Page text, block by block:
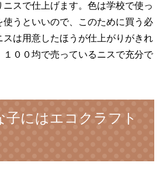
スで仕上げます。色は学校で使っ
うといいので、このために買う必
は用意したほうが仕上がりがきれ
１００均で売っているニスで充分で
子にはエコクラフト